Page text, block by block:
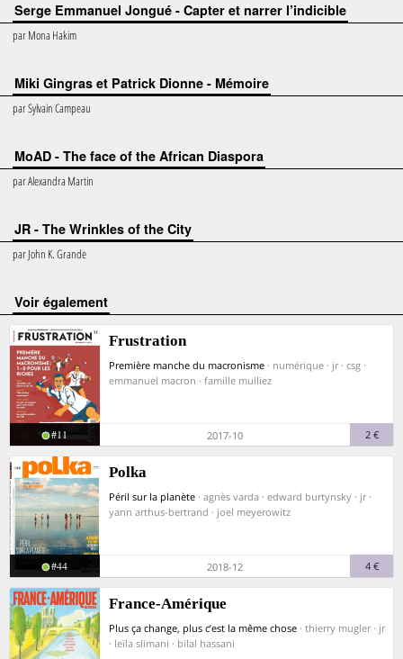
Serge Emmanuel Jongué - Capter et narrer l’indicible
parMona Hakim
Miki Gingras et Patrick Dionne - Mémoire
parSylvain Campeau
MoAD - The face of the African Diaspora
parAlexandra Martin
JR - The Wrinkles of the City
parJohn K. Grande
voir également
Frustration
Première manche du macronisme · numérique · jr · csg ·
emmanuel macron · famille mulliez
#11 2017-10 2 €
Polka
Péril sur la planète · agnès varda · edward burtynsky · jr ·
yann arthus-bertrand · joel meyerowitz
#44 2018-12 4 €
France-Amérique
Plus ça change, plus c’est la même chose · thierry mugler · jr
· leïla slimani · bilal hassani